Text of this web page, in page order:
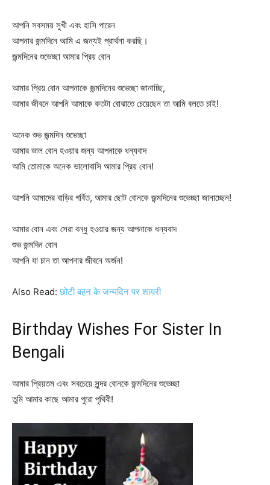
আপনি সবসময় সুখী এবং হাসি পারেন
আপনার জন্মদিনে আমি এ জন্যই প্রার্থনা করছি।
জন্মদিনের শুভেচ্ছা আমার প্রিয় বোন
আমার প্রিয় বোন আপনাকে জন্মদিনের শুভেচ্ছা জানাচ্ছি,
আমার জীবনে আপনি আমাকে কতটা বোঝাতে চেয়েছেন তা আমি বলতে চাই!
অনেক শুভ জন্মদিন শুভেচ্ছা
আমার ভাল বোন হওয়ার জন্য আপনাকে ধন্যবাদ
আমি তোমাকে অনেক ভালোবাসি আমার প্রিয় বোন!
আপনি আমাদের বাড়ির গর্বিত, আমার ছোট বোনকে জন্মদিনের শুভেচ্ছা জানাচ্ছেন!
আমার বোন এবং সেরা বন্ধু হওয়ার জন্য আপনাকে ধন্যবাদ
শুভ জন্মদিন বোন
আপনি যা চান তা আপনার জীবনে অর্জন!
Also Read:छोटी बहन के जन्मदिन पर शायरी
Birthday Wishes For Sister In
Bengali
আমার প্রিয়তম এবং সবচেয়ে সুন্দর বোনকে জন্মদিনের শুভেচ্ছা
তুমি আমার কাছে আমার পুরো পৃথিবী!